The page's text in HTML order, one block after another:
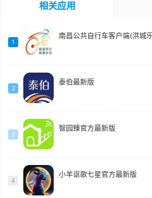
相关应用
1
2
泰伯最新版
3
智园臻官方最新版
4
小羊讴歌七星官方最新版